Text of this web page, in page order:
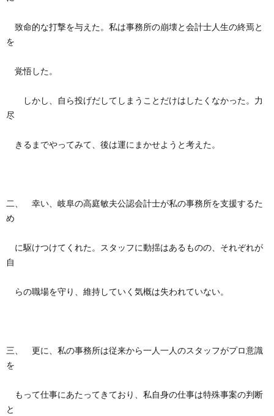
致命的な打撃を与えた。私は事務所の崩壊と会計士人生の終焉と
を
覚悟した。
しかし、自ら投げだしてしまうことだけはしたくなかった。力
尽
きるまでやってみて、後は運にまかせようと考えた。
二、 幸い、岐阜の高庭敏夫公認会計士が私の事務所を支援するた
め
に駆けつけてくれた。スタッフに動揺はあるものの、それぞれが
自
らの職場を守り、維持していく気概は失われていない。
三、 更に、私の事務所は従来から一人一人のスタッフがプロ意識
を
もって仕事にあたってきており、私自身の仕事は特殊事案の判断
と